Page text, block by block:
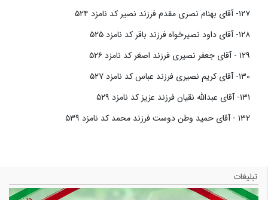
۱۲۷- آقای بهنام نصری مقدم فرزند نصیر کد نامزد ۵۲۴
۱۲۸- آقای داود نصیرخواه فرزند باقر کد نامزد ۵۲۵
۱۲۹ - آقای جعفر نصیری فرزند اصغر کد نامزد ۵۲۶
۱۳۰- آقای کریم نصیری فرزند عباس کد نامزد ۵۲۷
۱۳۱- آقای عبدالله نقیان فرزند عزیز کد نامزد ۵۲۹
۱۳۲ - آقای حمید وطن دوست فرزند محمد کد نامزد ۵۳۹
تبلیغات